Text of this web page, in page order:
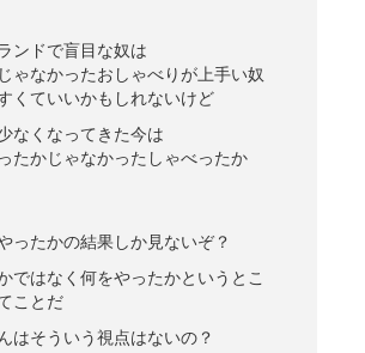
ンドで盲目な奴は
ゃなかったおしゃべりが上手い奴
くていいかもしれないけど
なくなってきた今は
たかじゃなかったしゃべったか
ったかの結果しか見ないぞ？
ではなく何をやったかというとこ
ことだ
はそういう視点はないの？